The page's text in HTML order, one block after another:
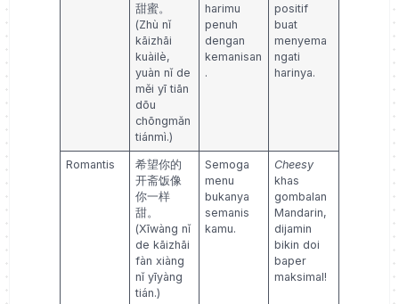
甜蜜。
(Zhù nǐ
kāizhāi
kuàilè,
yuàn nǐ de
měi yī tiān
dōu
chōngmǎn
tiánmì.)
harimu
penuh
dengan
kemanisan
.
positif
buat
menyema
ngati
harinya.
Romantis
希望你的
开斋饭像
你一样
甜。
(Xīwàng nǐ
de kāizhāi
fàn xiàng
nǐ yīyàng
tián.)
Semoga
menu
bukanya
semanis
kamu.
Cheesy
khas
gombalan
Mandarin,
dijamin
bikin doi
baper
maksimal!